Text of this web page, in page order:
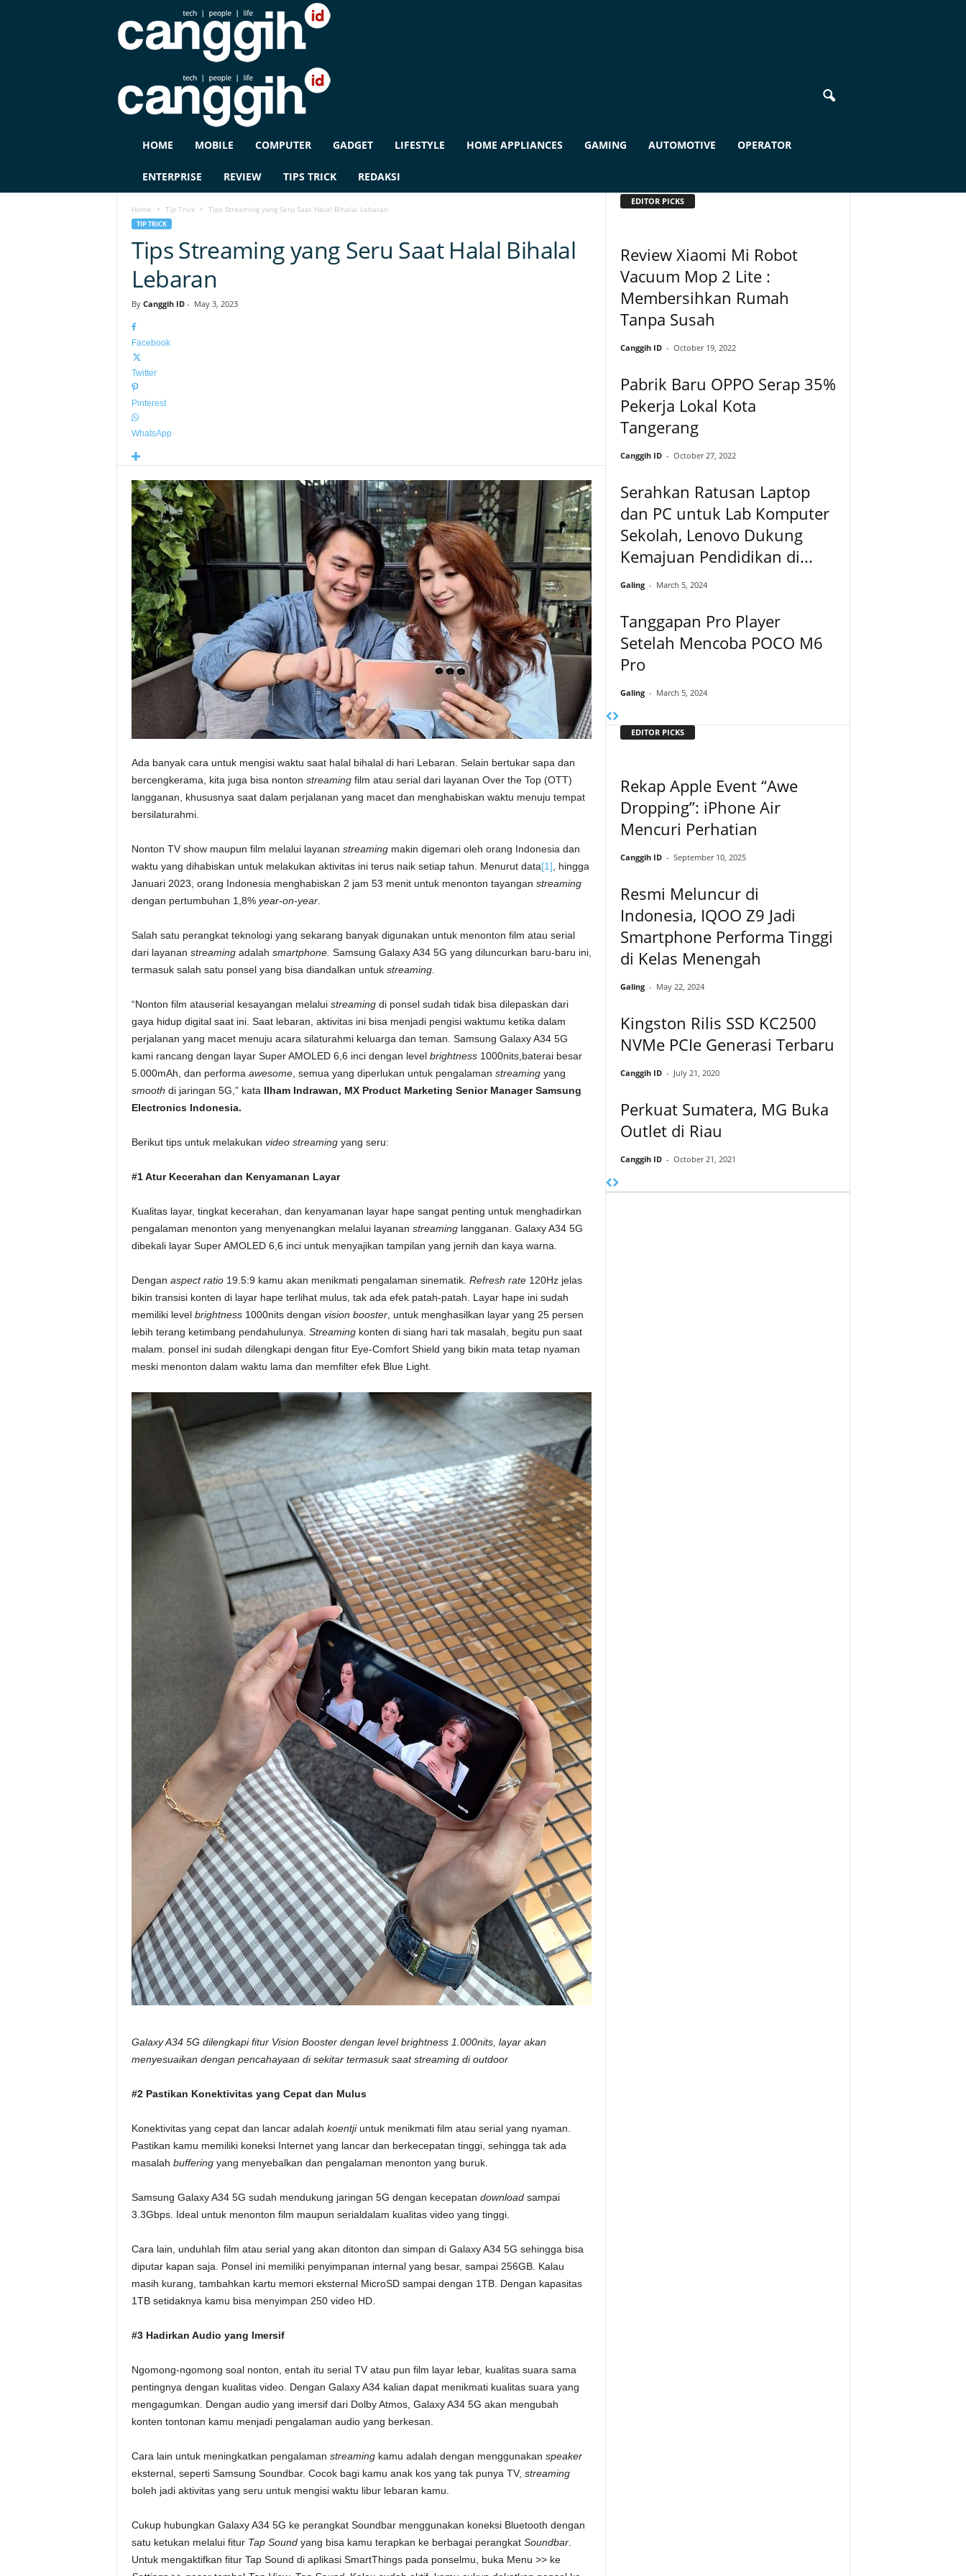
G
HOME MOBILE COMPUTER GADGET LIFESTYLE HOME APPLIANCES GAMING AUTOMOTIVE OPERATOR
ENTERPRISE REVIEW TIPS TRICK REDAKSI
Home Tip Trick Tips Streaming yang Seru Saat Halal Bihalal Lebaran
TIP TRICK
Tips Streaming yang Seru Saat Halal Bihalal
Lebaran
By Canggih ID- May 3, 2023
Facebook
Twitter
Pinterest
WhatsApp
Ada banyak cara untuk mengisi waktu saat halal bihalal di hari Lebaran. Selain bertukar sapa dan
bercengkerama, kita juga bisa nonton streamingfilm atau serial dari layanan Over the Top (OTT)
langganan, khususnya saat dalam perjalanan yang macet dan menghabiskan waktu menuju tempat
bersilaturahmi.
Nonton TV show maupun film melalui layanan streaming makin digemari oleh orang Indonesia dan
waktu yang dihabiskan untuk melakukan aktivitas ini terus naik setiap tahun. Menurut data[1] , hingga
Januari 2023, orang Indonesia menghabiskan 2 jam 53 menit untuk menonton tayangan streaming
dengan pertumbuhan 1,8%year-on-year.
Salah satu perangkat teknologi yang sekarang banyak digunakan untuk menonton film atau serial
dari layanan streamingadalah smartphone. Samsung Galaxy A34 5G yang diluncurkan baru-baru ini,
termasuk salah satu ponsel yang bisa diandalkan untuk streaming.
“Nonton film atauserial kesayangan melaluistreamingdi ponsel sudah tidak bisa dilepaskan dari
gaya hidup digital saat ini. Saat lebaran, aktivitas ini bisa menjadi pengisi waktumu ketika dalam
perjalanan yang macet menuju acara silaturahmi keluarga dan teman. Samsung Galaxy A34 5G
kami rancang dengan layar Super AMOLED 6,6 inci dengan level brightness1000nits,baterai besar
5.000mAh, dan performa awesome, semua yang diperlukan untuk pengalaman streamingyang
smooth di jaringan 5G,” kata Ilham Indrawan, MX Product Marketing Senior Manager Samsung
Electronics Indonesia.
Berikut tips untuk melakukan video streamingyang seru:
#1 Atur Kecerahan dan Kenyamanan Layar
Kualitas layar, tingkat kecerahan, dan kenyamanan layar hape sangat penting untuk menghadirkan
pengalaman menonton yang menyenangkan melalui layanan streaminglangganan. Galaxy A34 5G
dibekali layar Super AMOLED 6,6 inci untuk menyajikan tampilan yang jernih dan kaya warna.
Dengan aspect ratio19.5:9 kamu akan menikmati pengalaman sinematik. Refresh rate120Hz jelas
bikin transisi konten di layar hape terlihat mulus, tak ada efek patah-patah. Layar hape ini sudah
memiliki level brightness1000nits dengan vision booster, untuk menghasilkan layar yang 25 persen
lebih terang ketimbang pendahulunya. Streamingkonten di siang hari tak masalah, begitu pun saat
malam. ponsel ini sudah dilengkapi dengan fitur Eye-Comfort Shield yang bikin mata tetap nyaman
meski menonton dalam waktu lama dan memfilter efek Blue Light.
Galaxy A34 5G dilengkapi fitur Vision Booster dengan level brightness 1.000nits, layar akan
menyesuaikan dengan pencahayaan di sekitar termasuk saat streaming di outdoor
#2 Pastikan Konektivitas yang Cepat dan Mulus
Konektivitas yang cepat dan lancar adalah koentjiuntuk menikmati film atau serial yang nyaman.
Pastikan kamu memiliki koneksi Internet yang lancar dan berkecepatan tinggi, sehingga tak ada
masalah buffering yang menyebalkan dan pengalaman menonton yang buruk.
Samsung Galaxy A34 5G sudah mendukung jaringan 5G dengan kecepatan downloadsampai
3.3Gbps. Ideal untuk menonton film maupun serialdalam kualitas video yang tinggi.
Cara lain, unduhlah film atau serial yang akan ditonton dan simpan di Galaxy A34 5G sehingga bisa
diputar kapan saja. Ponsel ini memiliki penyimpanan internal yang besar, sampai 256GB. Kalau
masih kurang, tambahkan kartu memori eksternal MicroSD sampai dengan 1TB. Dengan kapasitas
1TB setidaknya kamu bisa menyimpan 250 video HD.
#3 Hadirkan Audio yang Imersif
Ngomong-ngomong soal nonton, entah itu serial TV atau pun film layar lebar, kualitas suara sama
pentingnya dengan kualitas video. Dengan Galaxy A34 kalian dapat menikmati kualitas suara yang
mengagumkan. Dengan audio yang imersif dari Dolby Atmos, Galaxy A34 5G akan mengubah
konten tontonan kamu menjadi pengalaman audio yang berkesan.
Cara lain untuk meningkatkan pengalaman streamingkamu adalah dengan menggunakan speaker
eksternal, seperti Samsung Soundbar. Cocok bagi kamu anak kos yang tak punya TV, streaming
boleh jadi aktivitas yang seru untuk mengisi waktu libur lebaran kamu.
Cukup hubungkan Galaxy A34 5G ke perangkat Soundbar menggunakan koneksi Bluetooth dengan
satu ketukan melalui fitur Tap Soundyang bisa kamu terapkan ke berbagai perangkat Soundbar.
Untuk mengaktifkan fitur Tap Sound di aplikasi SmartThings pada ponselmu, buka Menu >> ke
EDITOR PICKS
Review Xiaomi Mi Robot
Vacuum Mop 2 Lite :
Membersihkan Rumah
Tanpa Susah
Canggih ID - October 19, 2022
Pabrik Baru OPPO Serap 35%
Pekerja Lokal Kota
Tangerang
Canggih ID - October 27, 2022
Serahkan Ratusan Laptop
dan PC untuk Lab Komputer
Sekolah, Lenovo Dukung
Kemajuan Pendidikan di...
Galing - March 5, 2024
Tanggapan Pro Player
Setelah Mencoba POCO M6
Pro
Galing - March 5, 2024
EDITOR PICKS
Rekap Apple Event “Awe
Dropping”: iPhone Air
Mencuri Perhatian
Canggih ID - September 10, 2025
Resmi Meluncur di
Indonesia, IQOO Z9 Jadi
Smartphone Performa Tinggi
di Kelas Menengah
Galing - May 22, 2024
Kingston Rilis SSD KC2500
NVMe PCIe Generasi Terbaru
Canggih ID - July 21, 2020
Perkuat Sumatera, MG Buka
Outlet di Riau
Canggih ID - October 21, 2021